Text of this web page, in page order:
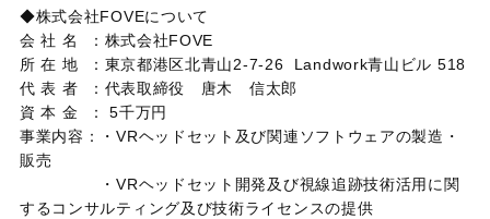
◆株式会社FOVEについて
会 社 名 ：株式会社FOVE
所 在 地 ：東京都港区北青山2-7-26 Landwork青山ビル 518
代 表 者 ：代表取締役 唐木 信太郎
資 本 金 ：5千万円
事業内容：・VRヘッドセット及び関連ソフトウェアの製造・
販売
・VRヘッドセット開発及び視線追跡技術活用に関
するコンサルティング及び技術ライセンスの提供